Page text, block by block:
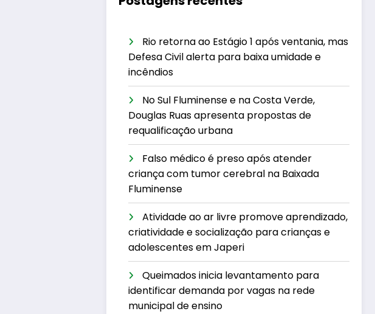
Rio retorna ao Estágio 1 após ventania, mas
Defesa Civil alerta para baixa umidade e
incêndios
No Sul Fluminense e na Costa Verde,
Douglas Ruas apresenta propostas de
requalificação urbana
Falso médico é preso após atender
criança com tumor cerebral na Baixada
Fluminense
Atividade ao ar livre promove aprendizado,
criatividade e socialização para crianças e
adolescentes em Japeri
Queimados inicia levantamento para
identificar demanda por vagas na rede
municipal de ensino